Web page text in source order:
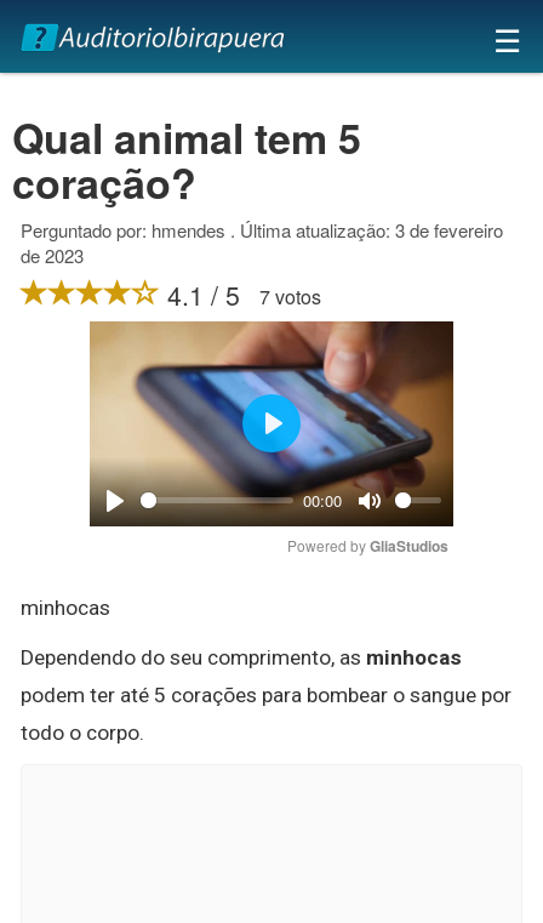
×
☰
Qual animal tem 5
coração?
Perguntado por: hmendes . Última atualização: 3 de fevereiro
de 2023
4.1 / 5 7 votos
Play
00:00
Mute
Play
Powered by GliaStudios
minhocas
Dependendo do seu comprimento, as minhocas
podem ter até 5 corações para bombear o sangue por
todo o corpo.